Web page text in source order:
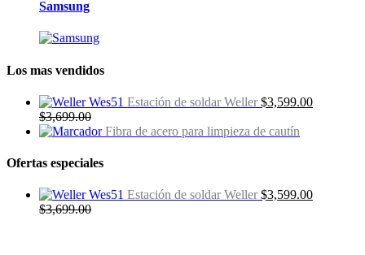
Samsung
Los mas vendidos
Estación de soldar Weller $3,599.00
$3,699.00
Fibra de acero para limpieza de cautín
Ofertas especiales
Estación de soldar Weller $3,599.00
$3,699.00